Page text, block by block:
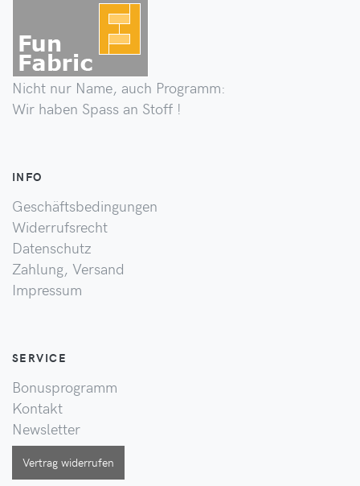
Nicht nur Name, auch Programm:
Wir haben Spass an Stoff !
INFO
Geschäftsbedingungen
Widerrufsrecht
Datenschutz
Zahlung, Versand
Impressum
SERVICE
Bonusprogramm
Kontakt
Newsletter
Vertrag widerrufen